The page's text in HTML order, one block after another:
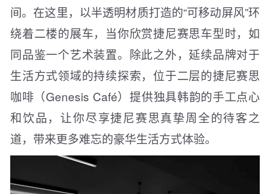
间。在这里，以半透明材质打造的“可移动屏风”环
绕着二楼的展车，当你欣赏捷尼赛思车型时，如
同品鉴一个艺术装置。除此之外，延续品牌对于
生活方式领域的持续探索，位于二层的捷尼赛思
咖啡（Genesis Café）提供独具韩韵的手工点心
和饮品，让你尽享捷尼赛思真挚周全的待客之
道，带来更多难忘的豪华生活方式体验。